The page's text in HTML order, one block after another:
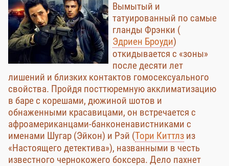
Вымытый и
татуированный по самые
гланды Фрэнки (
Эдриен Броуди)
откидывается с «зоны»
после десяти лет
лишений и близких контактов гомосексуального
свойства. Пройдя посттюремную акклиматизацию
в баре с корешами, дюжиной шотов и
обнаженными красавицами, он встречается с
афроамериканцами-банконенавистниками с
именами Шугар (Эйкон) и Рэй (Тори Киттлз из
«Настоящего детектива»), названными в честь
известного чернокожего боксера. Дело пахнет